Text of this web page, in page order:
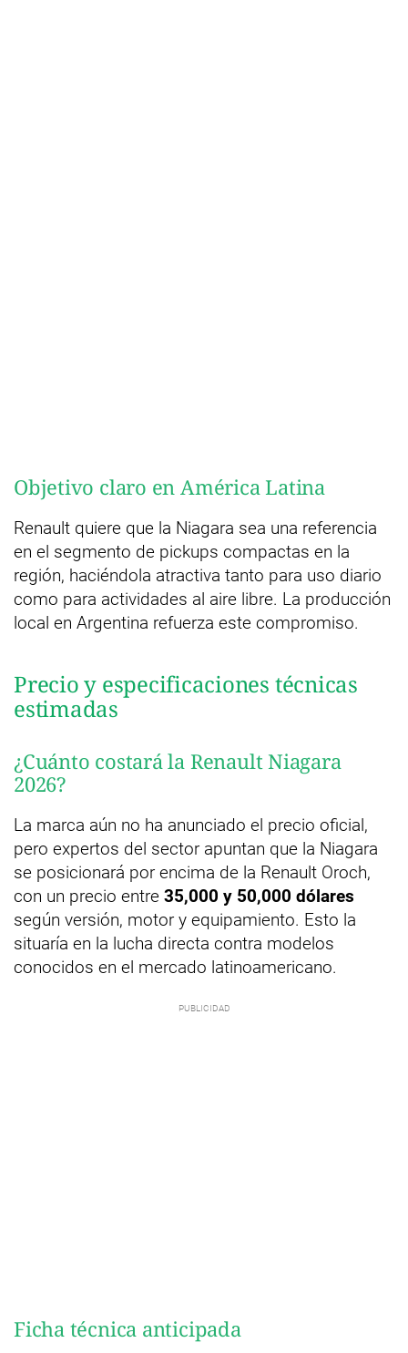
Objetivo claro en América Latina
Renault quiere que la Niagara sea una referencia
en el segmento de pickups compactas en la
región, haciéndola atractiva tanto para uso diario
como para actividades al aire libre. La producción
local en Argentina refuerza este compromiso.
Precio y especificaciones técnicas
estimadas
¿Cuánto costará la Renault Niagara
2026?
La marca aún no ha anunciado el precio oficial,
pero expertos del sector apuntan que la Niagara
se posicionará por encima de la Renault Oroch,
con un precio entre 35,000 y 50,000 dólares
según versión, motor y equipamiento. Esto la
situaría en la lucha directa contra modelos
conocidos en el mercado latinoamericano.
Ficha técnica anticipada